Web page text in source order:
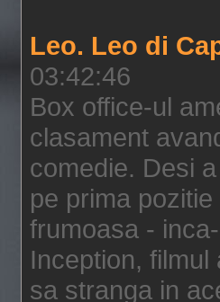
Leo. Leo di
03:42:46
Box office-ul
clasament
comedie. Desi
pe prima
frumoasa -
Inception,
sa stranga in